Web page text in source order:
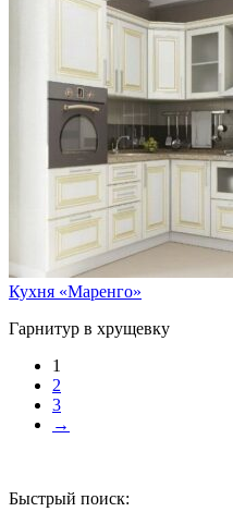
Кухня «Маренго»
Гарнитур в хрущевку
1
2
3
→
Быстрый поиск: